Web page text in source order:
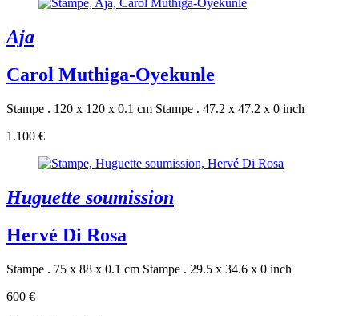
Aja
Carol Muthiga-Oyekunle
Stampe . 120 x 120 x 0.1 cm Stampe . 47.2 x 47.2 x 0 inch
1.100 €
Huguette soumission
Hervé Di Rosa
Stampe . 75 x 88 x 0.1 cm Stampe . 29.5 x 34.6 x 0 inch
600 €